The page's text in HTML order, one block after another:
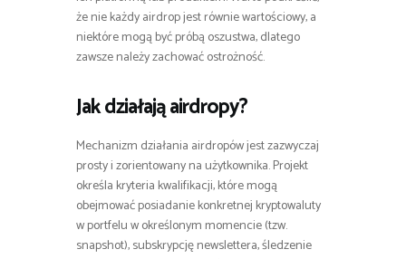
że nie każdy airdrop jest równie wartościowy, a
niektóre mogą być próbą oszustwa, dlatego
zawsze należy zachować ostrożność.
Jak działają airdropy?
Mechanizm działania airdropów jest zazwyczaj
prosty i zorientowany na użytkownika. Projekt
określa kryteria kwalifikacji, które mogą
obejmować posiadanie konkretnej kryptowaluty
w portfelu w określonym momencie (tzw.
snapshot), subskrypcję newslettera, śledzenie